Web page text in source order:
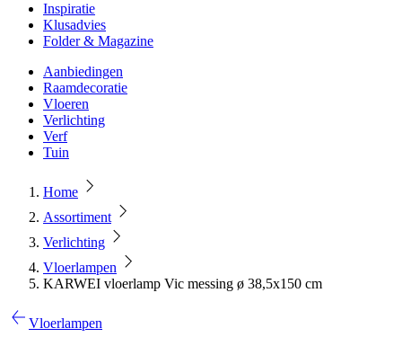
Inspiratie
Klusadvies
Folder & Magazine
Aanbiedingen
Raamdecoratie
Vloeren
Verlichting
Verf
Tuin
Home
Assortiment
Verlichting
Vloerlampen
KARWEI vloerlamp Vic messing ø 38,5x150 cm
Vloerlampen